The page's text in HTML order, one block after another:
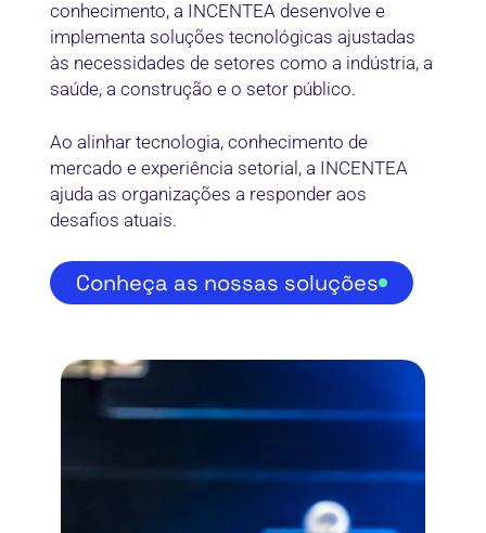
conhecimento, a INCENTEA desenvolve e
implementa soluções tecnológicas ajustadas
às necessidades de setores como a indústria, a
saúde, a construção e o setor público.
Ao alinhar tecnologia, conhecimento de
mercado e experiência setorial, a INCENTEA
ajuda as organizações a responder aos
desafios atuais.
Conheça as nossas soluções
Indústria
O setor da indústria, em